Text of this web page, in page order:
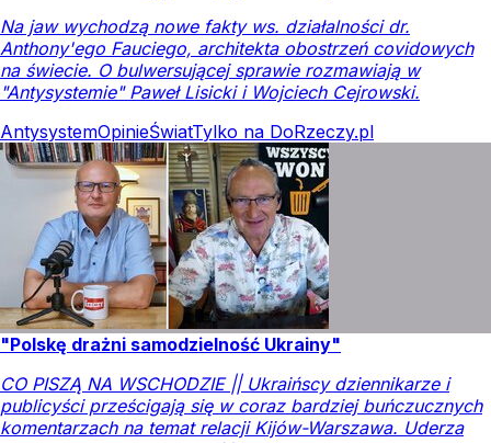
Na jaw wychodzą nowe fakty ws. działalności dr.
Anthony'ego Fauciego, architekta obostrzeń covidowych
na świecie. O bulwersującej sprawie rozmawiają w
"Antysystemie" Paweł Lisicki i Wojciech Cejrowski.
AntysystemOpinieŚwiatTylko na DoRzeczy.pl
"Polskę drażni samodzielność Ukrainy"
CO PISZĄ NA WSCHODZIE || Ukraińscy dziennikarze i
publicyści prześcigają się w coraz bardziej buńczucznych
komentarzach na temat relacji Kijów-Warszawa. Uderza